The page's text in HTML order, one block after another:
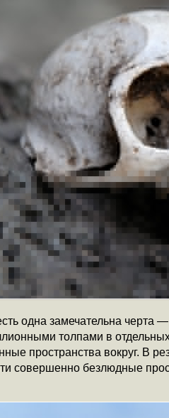
одна замечательна черта
толпами в
пространства вокруг. В
совершенно безлюдные